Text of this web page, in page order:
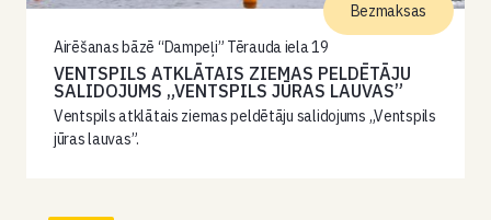
Airēšanas bāzē “Dampeļi” Tērauda iela 19
VENTSPILS ATKLĀTAIS ZIEMAS PELDĒTĀJU
SALIDOJUMS „VENTSPILS JŪRAS LAUVAS”
Ventspils atklātais ziemas peldētāju salidojums „Ventspils
jūras lauvas”.
Bezmaksas